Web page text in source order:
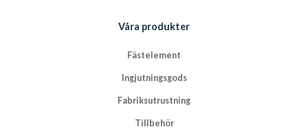
Våra produkter
Fästelement
Ingjutningsgods
Fabriksutrustning
Tillbehör